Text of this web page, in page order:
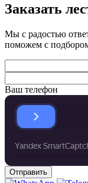
Заказать
Мы с радостью
поможем с
Ваш телефон